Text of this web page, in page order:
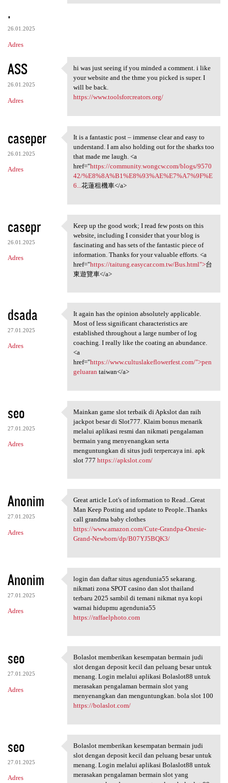
.
26.01.2025
Adres
ASS
26.01.2025
Adres
hi was just seeing if you
hi was just seeing if you minded a comment. i like
your website and the thme you picked is super. I
will be back.
https://www.toolsforcreators.org/
caseper
26.01.2025
Adres
It is a fantastic post –
It is a fantastic post – immense clear and easy to
understand. I am also holding out for the sharks too
that made me laugh. <a
href="https://community.wongcw.com/blogs/9570
42/%E8%8A%B1%E8%93%AE%E7%A7%9F%E
6... 花蓮租機車</a>
casepr
26.01.2025
Adres
Keep up the good work; I read
Keep up the good work; I read few posts on this
website, including I consider that your blog is
fascinating and has sets of the fantastic piece of
information. Thanks for your valuable efforts. <a
href="https://taitung.easycar.com.tw/Bus.html">台
東遊覽車</a>
dsada
27.01.2025
Adres
It again has the opinion
It again has the opinion absolutely applicable.
Most of less significant characteristics are
established throughout a large number of log
coaching. I really like the coating an abundance.
<a
href="https://www.cultuslakeflowerfest.com/">pen
geluaran taiwan</a>
seo
27.01.2025
Adres
Mainkan game slot terbaik di
Mainkan game slot terbaik di Apkslot dan raih
jackpot besar di Slot777. Klaim bonus menarik
melalui aplikasi resmi dan nikmati pengalaman
bermain yang menyenangkan serta
menguntungkan di situs judi terpercaya ini. apk
slot 777 https://apkslot.com/
Anonim
27.01.2025
Adres
Great article Lot's of
Great article Lot's of information to Read...Great
Man Keep Posting and update to People..Thanks
call grandma baby clothes
https://www.amazon.com/Cute-Grandpa-Onesie-
Grand-Newborn/dp/B07YJ5BQK3/
Anonim
27.01.2025
Adres
login dan daftar situs
login dan daftar situs agendunia55 sekarang.
nikmati zona SPOT casino dan slot thailand
terbaru 2025 sambil di temani nikmat nya kopi
warnai hidupmu agendunia55
https://raffaelphoto.com
seo
27.01.2025
Adres
Bolaslot memberikan
Bolaslot memberikan kesempatan bermain judi
slot dengan deposit kecil dan peluang besar untuk
menang. Login melalui aplikasi Bolaslot88 untuk
merasakan pengalaman bermain slot yang
menyenangkan dan menguntungkan. bola slot 100
https://bolaslot.com/
seo
27.01.2025
Adres
Bolaslot memberikan
Bolaslot memberikan kesempatan bermain judi
slot dengan deposit kecil dan peluang besar untuk
menang. Login melalui aplikasi Bolaslot88 untuk
merasakan pengalaman bermain slot yang